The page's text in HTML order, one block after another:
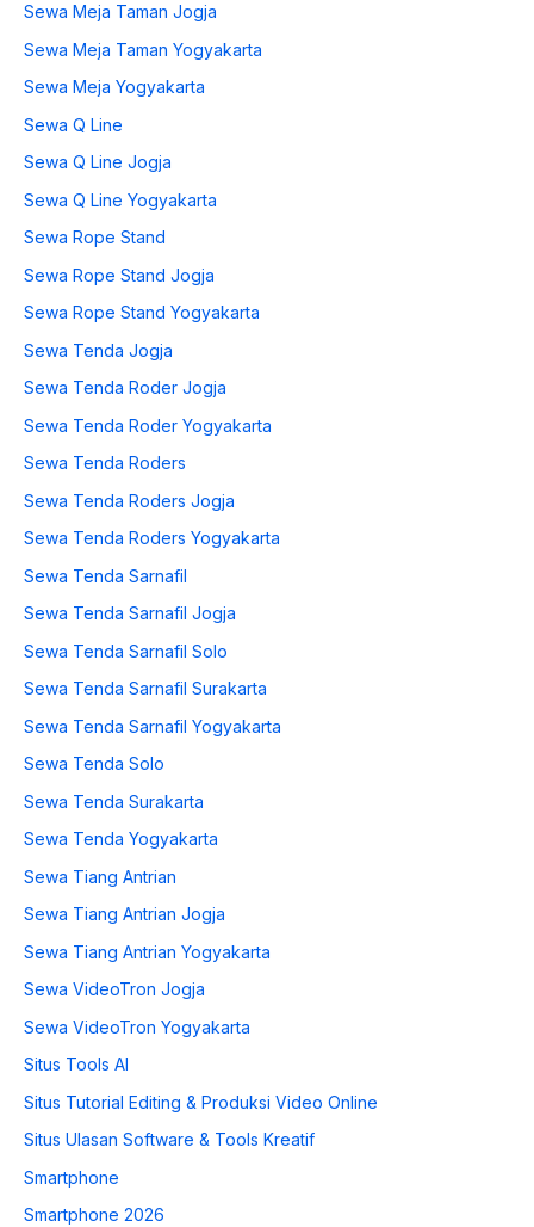
Sewa Meja Taman Jogja
Sewa Meja Taman Yogyakarta
Sewa Meja Yogyakarta
Sewa Q Line
Sewa Q Line Jogja
Sewa Q Line Yogyakarta
Sewa Rope Stand
Sewa Rope Stand Jogja
Sewa Rope Stand Yogyakarta
Sewa Tenda Jogja
Sewa Tenda Roder Jogja
Sewa Tenda Roder Yogyakarta
Sewa Tenda Roders
Sewa Tenda Roders Jogja
Sewa Tenda Roders Yogyakarta
Sewa Tenda Sarnafil
Sewa Tenda Sarnafil Jogja
Sewa Tenda Sarnafil Solo
Sewa Tenda Sarnafil Surakarta
Sewa Tenda Sarnafil Yogyakarta
Sewa Tenda Solo
Sewa Tenda Surakarta
Sewa Tenda Yogyakarta
Sewa Tiang Antrian
Sewa Tiang Antrian Jogja
Sewa Tiang Antrian Yogyakarta
Sewa VideoTron Jogja
Sewa VideoTron Yogyakarta
Situs Tools AI
Situs Tutorial Editing & Produksi Video Online
Situs Ulasan Software & Tools Kreatif
Smartphone
Smartphone 2026